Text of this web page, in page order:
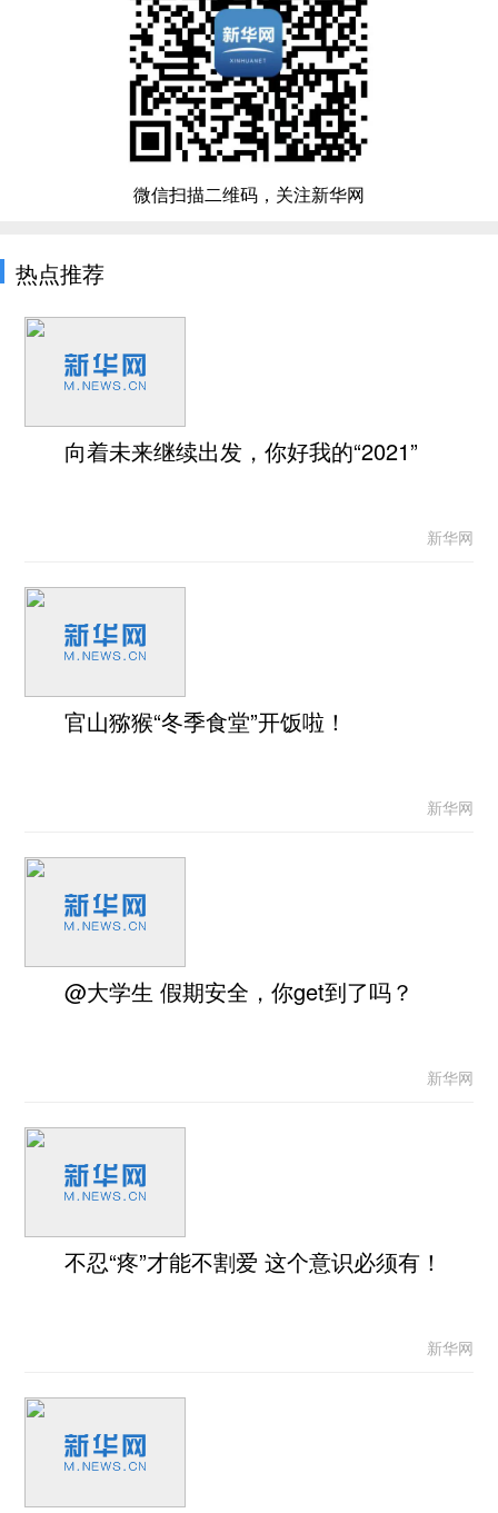
微信扫描二维码，关注新华网
热点推荐
向着未来继续出发，你好我的“2021”
新华网
官山猕猴“冬季食堂”开饭啦！
新华网
@大学生 假期安全，你get到了吗？
新华网
不忍“疼”才能不割爱 这个意识必须有！
新华网